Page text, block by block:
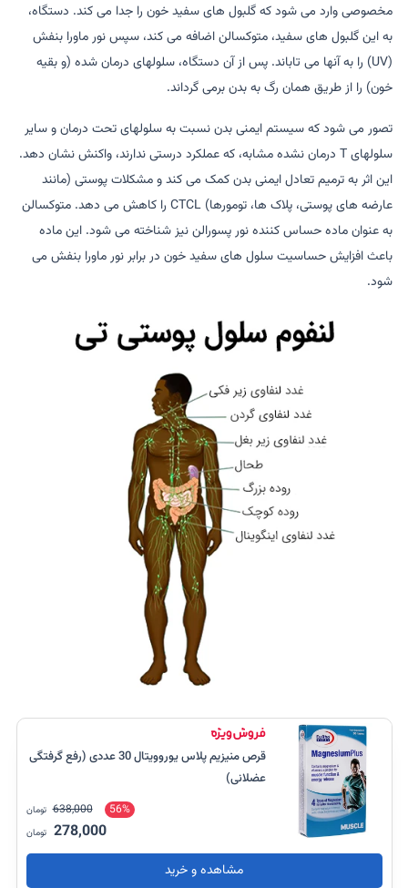
مخصوصی وارد می شود که گلبول های سفید خون را جدا می کند. دستگاه،
به این گلبول های سفید، متوکسالن اضافه می کند، سپس نور ماورا بنفش
(UV) را به آنها می تاباند. پس از آن دستگاه، سلولهای درمان شده (و بقیه
خون) را از طریق همان رگ به بدن برمی گرداند.
تصور می شود که سیستم ایمنی بدن نسبت به سلولهای تحت درمان و سایر
سلولهای T درمان نشده مشابه، که عملکرد درستی ندارند، واکنش نشان دهد.
این اثر به ترمیم تعادل ایمنی بدن کمک می کند و مشکلات پوستی (مانند
عارضه های پوستی، پلاک ها، تومورها) CTCL را کاهش می دهد. متوکسالن
به عنوان ماده حساس کننده نور پسورالن نیز شناخته می شود. این ماده
باعث افزایش حساسیت سلول های سفید خون در برابر نور ماورا بنفش می
شود.
قرص منیزیم پلاس یوروویتال 30 عددی (رفع گرفتگی
عضلانی)
56%
638,000 تومان
278,000 تومان
مشاهده و خرید